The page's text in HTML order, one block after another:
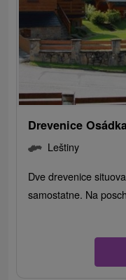
Drevenice
Leštiny
Dve drevenice
samostatne. Na